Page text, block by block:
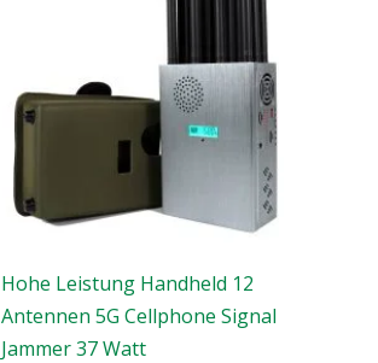
Hohe Leistung Handheld 12
Antennen 5G Cellphone Signal
Jammer 37 Watt